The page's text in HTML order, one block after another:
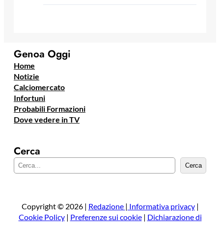
Genoa Oggi
Home
Notizie
Calciomercato
Infortuni
Probabili Formazioni
Dove vedere in TV
Cerca
e
a
Cerca
Copyright © 2026 | Redazione | Informativa privacy|
Cookie Policy| Preferenze sui cookie| Dichiarazione di